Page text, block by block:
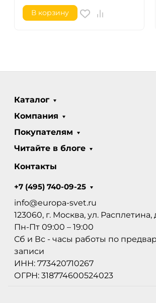
В корзину
Каталог
Компания
Покупателям
Читайте в блоге
Контакты
+7 (495) 740-09-25
info@europa-svet.ru
123060, г. Москва, ул. Расплетина,
Пн-Пт 09:00 – 19:00
Сб и Вс - часы работы по
записи
ИНН: 773420710267
ОГРН: 318774600524023